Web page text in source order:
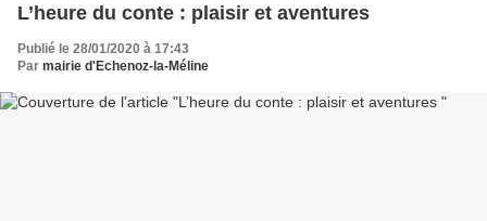
L’heure du conte : plaisir et aventures
Publié le 28/01/2020 à 17:43
Par mairie d'Echenoz-la-Méline